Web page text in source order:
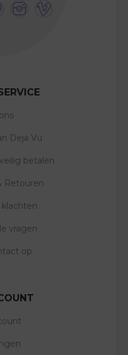
Deja Vu
betalen
Retouren
klachten
vragen
op